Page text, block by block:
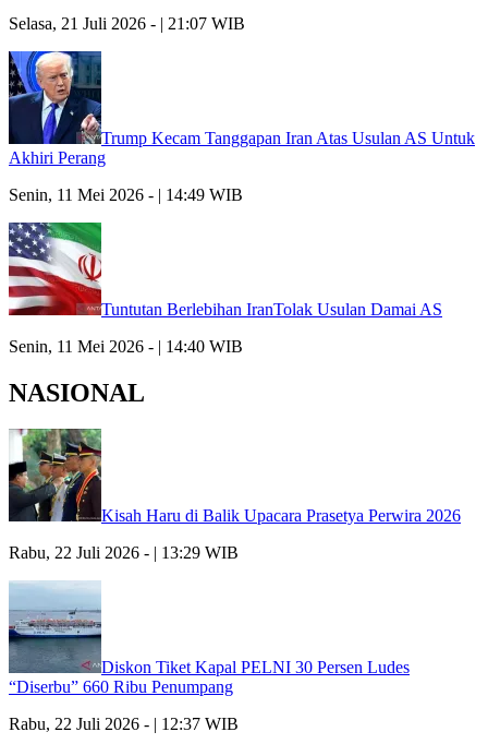
Selasa, 21 Juli 2026 - | 21:07 WIB
Trump Kecam Tanggapan Iran Atas Usulan AS Untuk
Akhiri Perang
Senin, 11 Mei 2026 - | 14:49 WIB
Tuntutan Berlebihan IranTolak Usulan Damai AS
Senin, 11 Mei 2026 - | 14:40 WIB
NASIONAL
Kisah Haru di Balik Upacara Prasetya Perwira 2026
Rabu, 22 Juli 2026 - | 13:29 WIB
Diskon Tiket Kapal PELNI 30 Persen Ludes
“Diserbu” 660 Ribu Penumpang
Rabu, 22 Juli 2026 - | 12:37 WIB